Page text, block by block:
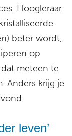
Hoogleraar
beter wordt,
op
meteen te
Anders krijg je
leven’